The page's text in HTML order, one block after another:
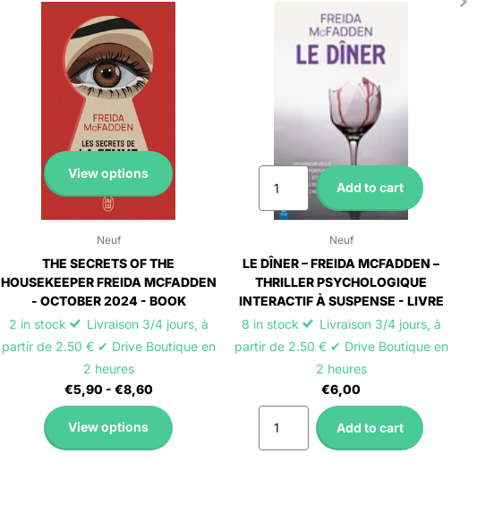
View options
Neuf
THE SECRETS OF THE
HOUSEKEEPER FREIDA MCFADDEN
- OCTOBER 2024 - BOOK
2 in stock
Livraison 3/4 jours, à
partir de 2.50 € ✔ Drive Boutique en
2 heures
€5,90 - €8,60
View options
Add to cart
Neuf
LE DÎNER – FREIDA MCFADDEN –
THRILLER PSYCHOLOGIQUE
INTERACTIF À SUSPENSE - LIVRE
8 in stock
Livraison 3/4 jours, à
partir de 2.50 € ✔ Drive Boutique en
2 heures
€6,00
Add to cart